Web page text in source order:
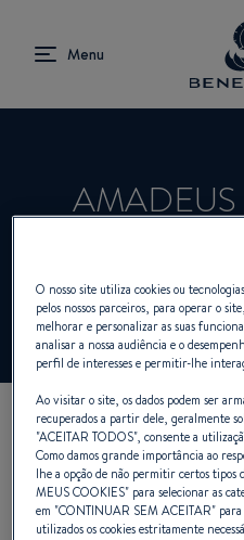
Revendedor A
NOSSOS
CONTATO
O nosso site utiliza cookies ou
pelos nossos parceiros, para operar o
melhorar e personalizar as suas
analisar a nossa audiência e o
perfil de interesses e permitir-lhe
Ao visitar o site, os dados podem ser
recuperados a partir dele, geralmente
"ACEITAR TODOS", consente a
Como damos grande importância ao
lhe a opção de não permitir certos tipos
MEUS COOKIES" para selecionar as
em "CONTINUAR SEM ACEITAR"
utilizados os cookies estritamente